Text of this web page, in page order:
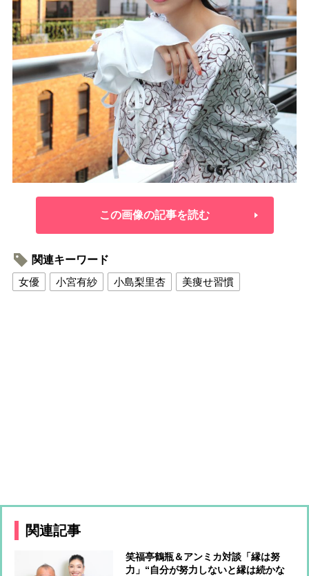
この画像の記事を読む
関連キーワード
女優
小宮有紗 小島梨里杏 美痩せ習慣
関連記事
笑福亭鶴瓶＆アンミカ対談「縁は努
力」“自分が努力しないと縁は続かな